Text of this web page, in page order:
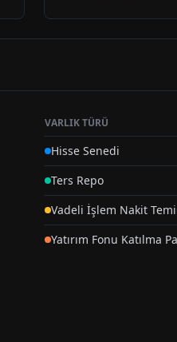
VARLIK TÜRÜ
Hisse Senedi
Ters Repo
Vadeli İşlem Nakit
Yatırım Fonu Katılma